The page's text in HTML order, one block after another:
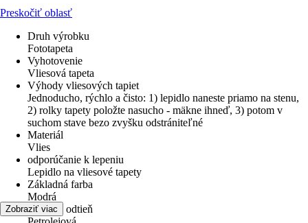
Preskočiť oblasť
Druh výrobku
Fototapeta
Vyhotovenie
Vliesová tapeta
Výhody vliesových tapiet
Jednoducho, rýchlo a čisto: 1) lepidlo naneste priamo na stenu,
2) rolky tapety položte nasucho - mäkne ihneď, 3) potom v
suchom stave bezo zvyšku odstrániteľné
Materiál
Vlies
odporúčanie k lepeniu
Lepidlo na vliesové tapety
Základná farba
Modrá
Farebný odtieň
Zobraziť viac